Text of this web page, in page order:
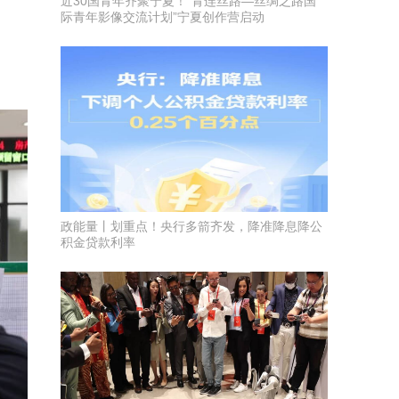
际青年影像交流计划”宁夏创作营启动
政能量丨划重点！央行多箭齐发，降准降息降公
积金贷款利率